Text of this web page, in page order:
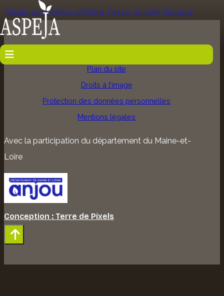
Passer au contenu principal Passer au pied de page
Plan du site
Droits à l’image
Protection des données personnelles
Mentions légales
Avec la participation du département du Maine-et-
Loire
Conception : Terre de Pixels